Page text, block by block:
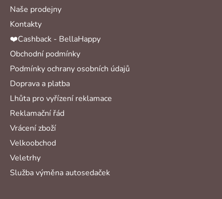
Naše prodejny
Kontakty
❤️Cashback - BellaHappy
Obchodní podmínky
Podmínky ochrany osobních údajů
Doprava a platba
Lhůta pro vyřízení reklamace
Reklamační řád
Vrácení zboží
Velkoobchod
Veletrhy
Služba výměna autosedaček